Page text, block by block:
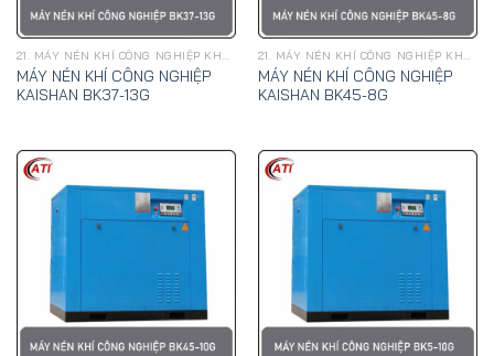
21. MÁY NÉN KHÍ CÔNG NGHIỆP KHAI SƠN
MÁY NÉN KHÍ CÔNG NGHIỆP
KAISHAN BK37-13G
21. MÁY NÉN KHÍ CÔNG NGHIỆP KHAI SƠN
MÁY NÉN KHÍ CÔNG NGHIỆP
KAISHAN BK45-8G